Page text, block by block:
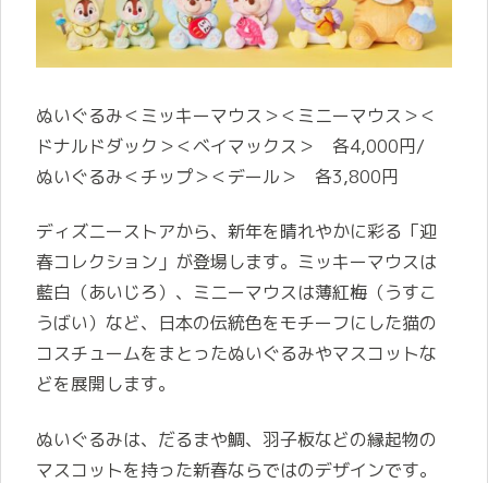
ぬいぐるみ＜ミッキーマウス＞＜ミニーマウス＞＜
ドナルドダック＞＜ベイマックス＞ 各4,000円/
ぬいぐるみ＜チップ＞＜デール＞ 各3,800円
ディズニーストアから、新年を晴れやかに彩る「迎
春コレクション」が登場します。ミッキーマウスは
藍白（あいじろ）、ミニーマウスは薄紅梅（うすこ
うばい）など、日本の伝統色をモチーフにした猫の
コスチュームをまとったぬいぐるみやマスコットな
どを展開します。
ぬいぐるみは、だるまや鯛、羽子板などの縁起物の
マスコットを持った新春ならではのデザインです。